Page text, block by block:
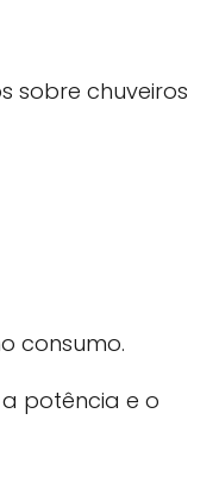
sobre chuveiros
consumo.
potência e o